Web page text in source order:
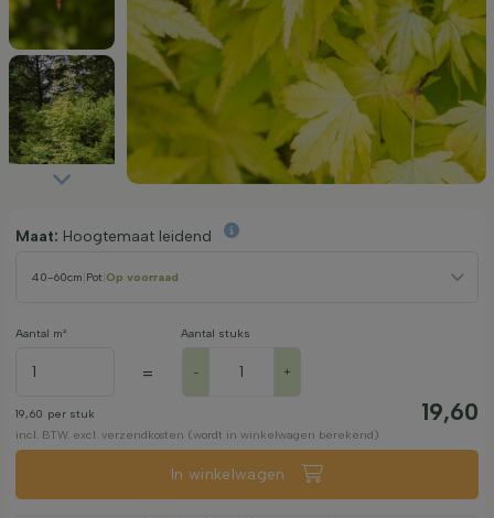
Maat: Hoogtemaat leidend
40-60cm Pot Op voorraad
Aantal m²
=
Aantal stuks
- +
19,60 per stuk 19,60
incl. BTW. excl. verzendkosten (wordt in winkelwagen berekend)
In winkelwagen